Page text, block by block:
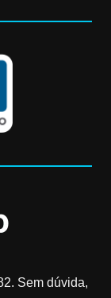
Sem dúvida,